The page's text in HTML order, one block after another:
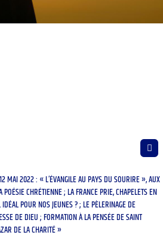
MAI 2022 : « L’ÉVANGILE AU PAYS DU SOURIRE », AUX
CHRÉTIENNE ; LA FRANCE PRIE, CHAPELETS EN
POUR NOS JEUNES ? ; LE PÈLERINAGE DE
DE DIEU ; FORMATION À LA PENSÉE DE SAINT
DE LA CHARITÉ »